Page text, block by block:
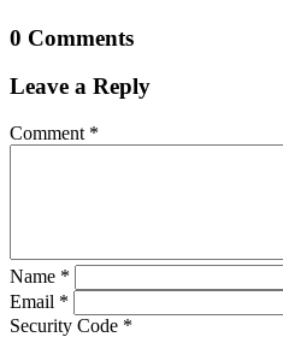
0 Comments
Leave a Reply
Comment *
Name *
Email *
Security Code *